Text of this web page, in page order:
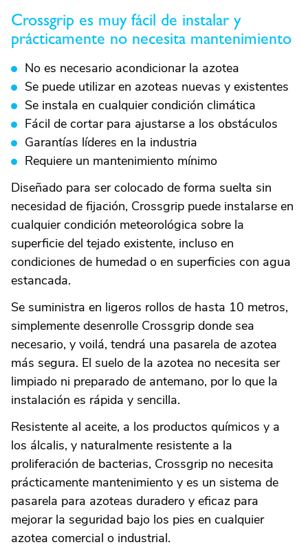
Crossgrip es muy fácil de instalar y
prácticamente no necesita mantenimiento
No es necesario acondicionar la azotea
Se puede utilizar en azoteas nuevas y existentes
Se instala en cualquier condición climática
Fácil de cortar para ajustarse a los obstáculos
Garantías líderes en la industria
Requiere un mantenimiento mínimo
Diseñado para ser colocado de forma suelta sin
necesidad de fijación, Crossgrip puede instalarse en
cualquier condición meteorológica sobre la
superficie del tejado existente, incluso en
condiciones de humedad o en superficies con agua
estancada.
Se suministra en ligeros rollos de hasta 10 metros,
simplemente desenrolle Crossgrip donde sea
necesario, y voilá, tendrá una pasarela de azotea
más segura. El suelo de la azotea no necesita ser
limpiado ni preparado de antemano, por lo que la
instalación es rápida y sencilla.
Resistente al aceite, a los productos químicos y a
los álcalis, y naturalmente resistente a la
proliferación de bacterias, Crossgrip no necesita
prácticamente mantenimiento y es un sistema de
pasarela para azoteas duradero y eficaz para
mejorar la seguridad bajo los pies en cualquier
azotea comercial o industrial.